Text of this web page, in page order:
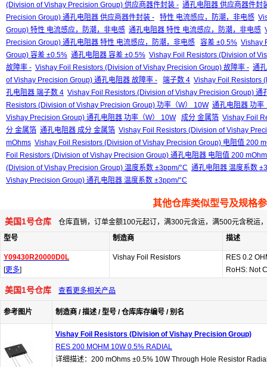
(Division of Vishay Precision Group) 供应商器件封装 - 通孔电阻器 供应商器件封
Precision Group) 通孔电阻器 供应商器件封装 -
特性 电流感应，防潮，非电感
Group) 特性 电流感应，防潮，非电感 通孔电阻器 特性 电流感应，防潮，非电感
Precision Group) 通孔电阻器 特性 电流感应，防潮，非电感
容差 ±0.5% Vishay
Group) 容差 ±0.5% 通孔电阻器 容差 ±0.5% Vishay Foil Resistors (Division of
故障率 - Vishay Foil Resistors (Division of Vishay Precision Group) 故障率 - 通
of Vishay Precision Group) 通孔电阻器 故障率 -
端子数 4 Vishay Foil Resistors
孔电阻器 端子数 4 Vishay Foil Resistors (Division of Vishay Precision Group) 通
Resistors (Division of Vishay Precision Group) 功率（W） 10W 通孔电阻器 功率
Vishay Precision Group) 通孔电阻器 功率（W） 10W
成分 金属箔 Vishay Foil
分 金属箔 通孔电阻器 成分 金属箔 Vishay Foil Resistors (Division of Vishay
mOhms Vishay Foil Resistors (Division of Vishay Precision Group) 电阻值 200
Foil Resistors (Division of Vishay Precision Group) 通孔电阻器 电阻值 200
(Division of Vishay Precision Group) 温度系数 ±3ppm/°C 通孔电阻器 温度系数
Vishay Precision Group) 通孔电阻器 温度系数 ±3ppm/°C
其他仓库类似型号及规格
美国1号仓库 仓库直销，订单金额100元起订，满300元含运，满500元含税运
型号
制造商 描述
Y09430R20000D0L
[更多]
Vishay Foil Resistors
RES 0.2
RoHS: Not
美国1号仓库 查看更多相关产品
参考图片 制造商 / 描述 / 型号 / 仓库库存编号 / 别名
Vishay Foil Resistors (Division of Vishay Precision Group)
RES 200 MOHM 10W 0.5% RADIAL
详细描述：200 mOhms ±0.5% 10W Through Hole Resistor